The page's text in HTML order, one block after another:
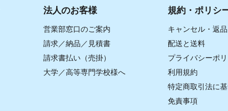
法人のお客様
営業部窓口のご案内
請求／納品／見積書
請求書払い（売掛）
大学／高等専門学校様へ
規約・ポリシ
キャンセル・返
配送と送料
プライバシーポ
利用規約
特定商取引法に
免責事項